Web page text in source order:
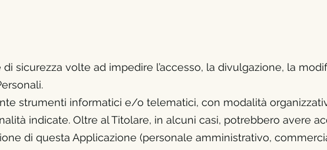
sicurezza volte ad impedire l’accesso, la divulgazione, la
strumenti informatici e/o telematici, con modalità
indicate. Oltre al Titolare, in alcuni casi, potrebbero avere
di questa Applicazione (personale amministrativo,